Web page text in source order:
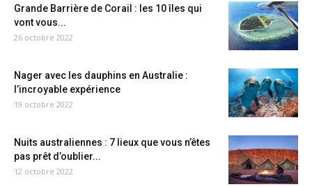
Grande Barrière de Corail : les 10 îles qui
vont vous...
26 octobre 2022
Nager avec les dauphins en Australie :
l’incroyable expérience
19 octobre 2022
Nuits australiennes : 7 lieux que vous n’êtes
pas prêt d’oublier...
12 octobre 2022